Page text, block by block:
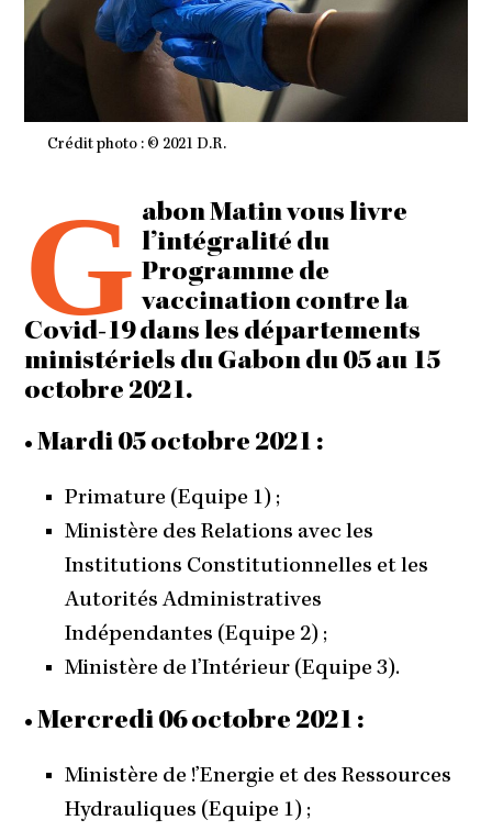
M
I
Crédit photo : © 2021 D.R.
G abon Matin vous livre
l’intégralité du
Programme de
vaccination contre la
Covid-19 dans les départements
ministériels du Gabon du 05 au 15
octobre 2021.
• Mardi 05 octobre 2021 :
Primature (Equipe 1) ;
Ministère des Relations avec les
Institutions Constitutionnelles et les
Autorités Administratives
Indépendantes (Equipe 2) ;
Ministère de l’Intérieur (Equipe 3).
• Mercredi 06 octobre 2021 :
Ministère de !’Energie et des Ressources
Hydrauliques (Equipe 1) ;